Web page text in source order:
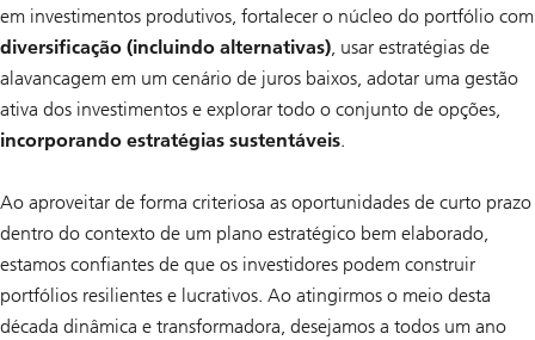
em investimentos produtivos, fortalecer o núcleo do portfólio com
diversificação (incluindo alternativas), usar estratégias de
alavancagem em um cenário de juros baixos, adotar uma gestão
ativa dos investimentos e explorar todo o conjunto de opções,
incorporando estratégias sustentáveis.
Ao aproveitar de forma criteriosa as oportunidades de curto prazo
dentro do contexto de um plano estratégico bem elaborado,
estamos confiantes de que os investidores podem construir
portfólios resilientes e lucrativos. Ao atingirmos o meio desta
década dinâmica e transformadora, desejamos a todos um ano